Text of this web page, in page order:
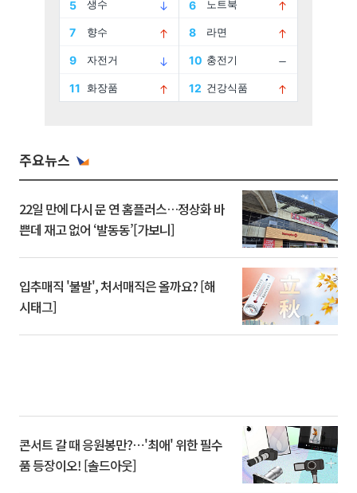
주요뉴스
22일 만에 다시 문 연 홈플러스…정상화 바
쁜데 재고 없어 ‘발동동’[가보니]
입추매직 '불발', 처서매직은 올까요? [해
시태그]
콘서트 갈 때 응원봉만?⋯'최애' 위한 필수
품 등장이오! [솔드아웃]